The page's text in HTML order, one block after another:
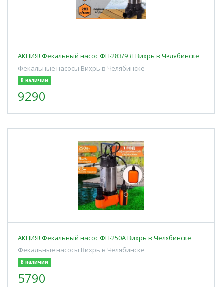
АКЦИЯ! Фекальный насос ФН-283/9 Л Вихрь в Челябинске
Фекальные насосы Вихрь в Челябинске
В наличии
9290
АКЦИЯ! Фекальный насос ФН-250А Вихрь в Челябинске
Фекальные насосы Вихрь в Челябинске
В наличии
5790